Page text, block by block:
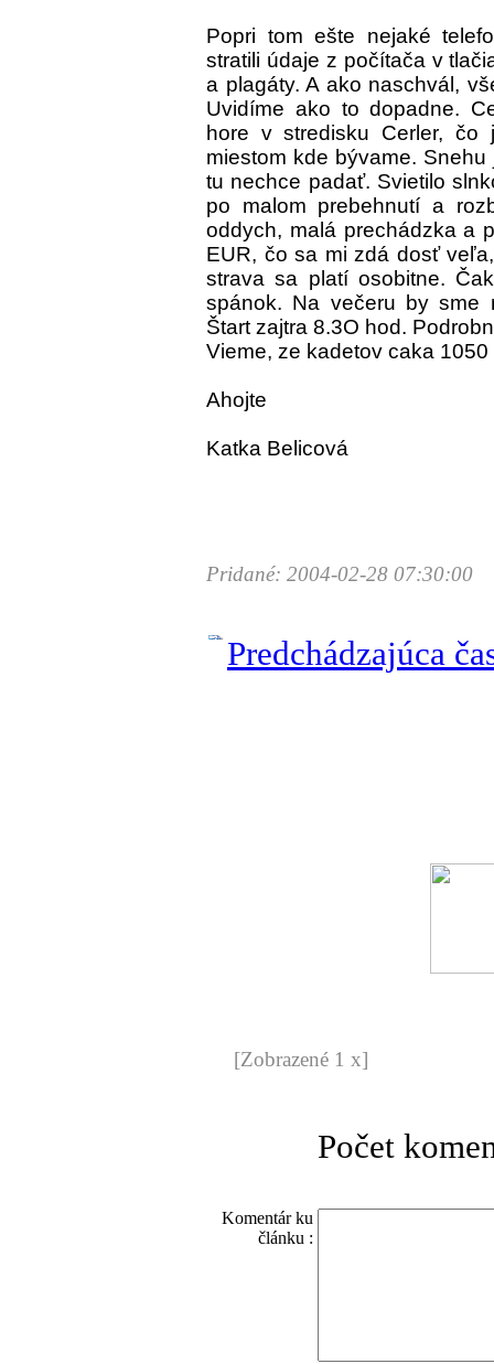
Popri tom ešte nejaké
stratili údaje z počítača v
a plagáty. A ako naschvál,
Uvidíme ako to dopadne.
hore v stredisku Cerler,
miestom kde bývame.
tu nechce padať. Svietilo
po malom prebehnutí a
oddych, malá prechádzka a
EUR, čo sa mi zdá dosť
strava sa platí osobitne.
spánok. Na večeru by sme
Štart zajtra 8.3O hod.
Vieme, ze kadetov caka
Ahojte
Katka Belicová
Pridané: 2004-02-28 07:30:00
Predchádzajúca
[Zobrazené 1 x]
Počet
Komentár ku
článku :